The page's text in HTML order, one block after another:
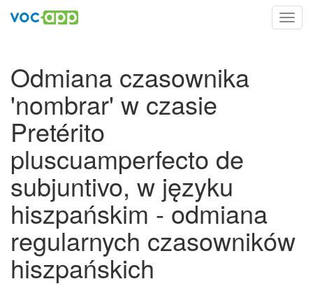
Odmiana czasownika
'nombrar' w czasie
Pretérito
pluscuamperfecto de
subjuntivo, w języku
hiszpańskim - odmiana
regularnych czasowników
hiszpańskich